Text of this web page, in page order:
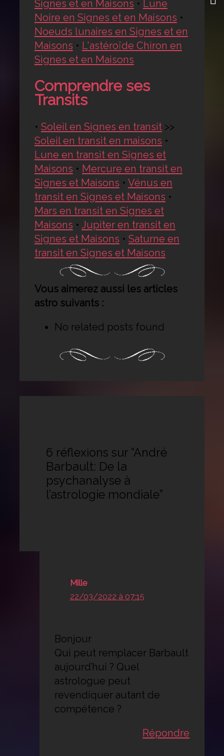
Signes et en Maisons • Lune
Noire en Signes et en Maisons •
Noeuds lunaires en Signes et en
Maisons • L'astéroïde Chiron en
Signes et en Maisons
Comprendre ses
Transits
• Soleil en Signes en transit>>
Soleil en transit en maisons •
Lune en transit en Signes et
Maisons • Mercure en transit en
Signes et Maisons • Vénus en
transit en Signes et Maisons •
Mars en transit en Signes et
Maisons • Jupiter en transit en
Signes et Maisons • Saturne en
transit en Signes et Maisons
Vous aimerez aussi les articles
astro suivants :
No related posts found
6 réflexions sur “André
Barbault: De la
psychanalyse à
l’astrologie mondiale”
Mille
22/03/2022 à 07:15
Bonjour
Qui peut remplacer Barbault
aujourd’hui ? Quel
astrologue peut
revendiquer autant de
compétence ?
Répondre